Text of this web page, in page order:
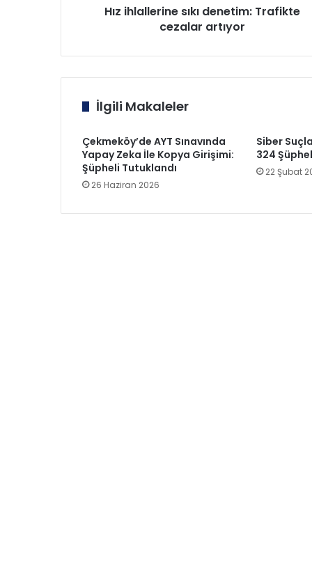
Hız ihlallerine sıkı denetim: Trafikte
cezalar artıyor
İlgili Makaleler
Çekmeköy’de AYT Sınavında
Yapay Zeka İle Kopya Girişimi:
Şüpheli Tutuklandı
26 Haziran 2026
Siber
324
22 Şubat